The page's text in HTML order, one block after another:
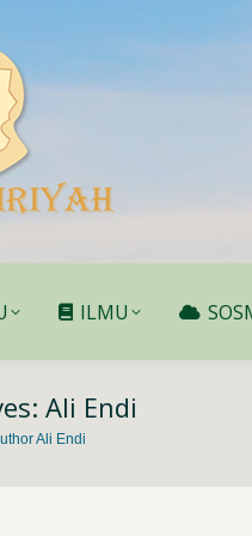
ILMU
Ali Endi
Ali Endi